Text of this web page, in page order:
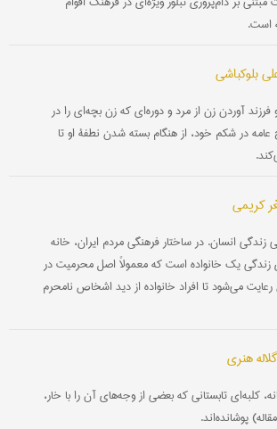
است.
بلوکباشی
فرزند آوردن زن از مرد و دوره‌ای که زن بچه‌ای را در
عامه در شکم خود، از هنگام بسته شدن نطفۀ او تا
کریمی
انسان. در ساختار فرهنگی مردم ایران، خانه
یک خانواده است که معمولاً اصل محرمیت در
می‌شود تا افراد خانواده از دید اشخاص نامحرم
گلاله هنری
کلبه‌ای تابستانی که بعضی از وجه‌های آن را با خار،
پوشانده‌اند.